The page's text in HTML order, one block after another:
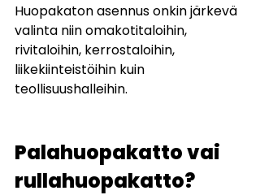
Huopakaton asennus onkin järkevä
valinta niin omakotitaloihin,
rivitaloihin, kerrostaloihin,
liikekiinteistöihin kuin
teollisuushalleihin.
Palahuopakatto vai
rullahuopakatto?